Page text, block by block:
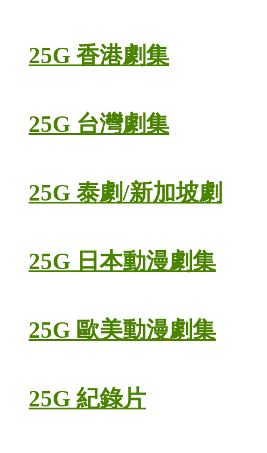
25G 香港劇集
25G 台灣劇集
25G 泰劇/新加坡劇
25G 日本動漫劇集
25G 歐美動漫劇集
25G 紀錄片